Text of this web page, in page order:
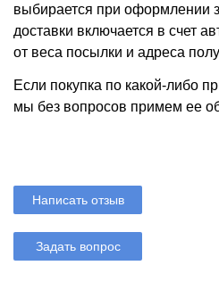
выбирается при оформлении
доставки включается в счет
от веса посылки и адреса
Если покупка по какой-либо
мы без вопросов примем ее
Написать отзыв
Задать вопрос